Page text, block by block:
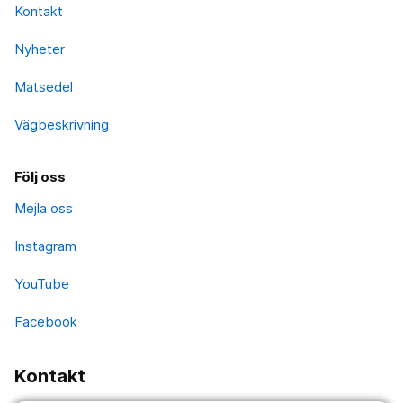
Kontakt
Nyheter
Matsedel
Vägbeskrivning
Följ oss
Mejla oss
Instagram
YouTube
Facebook
Kontakt